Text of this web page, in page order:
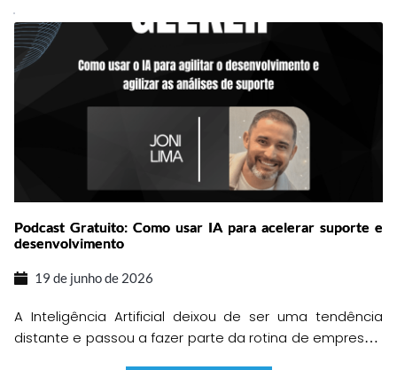
pedido volta para ajustes, o cliente espera uma
resposta e […]
Podcast Gratuito: Como usar IA para acelerar suporte e
desenvolvimento
19 de junho de 2026
A Inteligência Artificial deixou de ser uma tendência
distante e passou a fazer parte da rotina de empresas,